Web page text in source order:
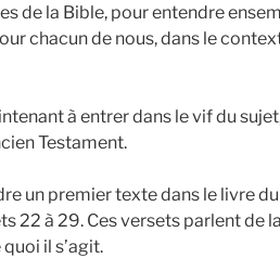
de la Bible, pour entendre
chacun de nous, dans le
à entrer dans le vif du
Testament.
un premier texte dans le livre
22 à 29. Ces versets parlent de
il s’agit.